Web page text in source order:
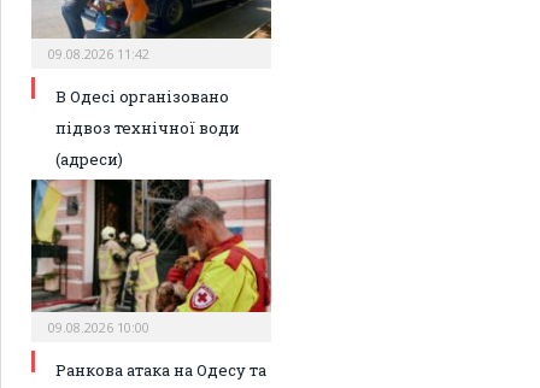
09.08.2026 11:42
В Одесі організовано
підвоз технічної води
(адреси)
09.08.2026 10:00
Ранкова атака на Одесу та